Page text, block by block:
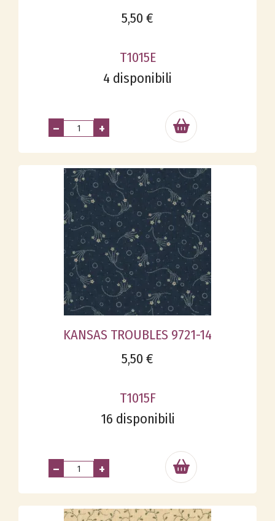
5,50 €
T1015E
4 disponibili
– +
KANSAS TROUBLES 9721-14
5,50 €
T1015F
16 disponibili
– +